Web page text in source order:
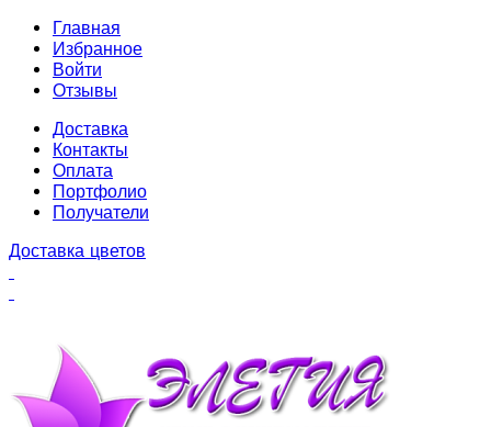
Главная
Избранное
Войти
Отзывы
Доставка
Контакты
Оплата
Портфолио
Получатели
Доставка цветов